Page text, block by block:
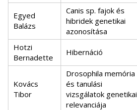
Egyed
Balázs
Canis sp. fajok és
hibridek genetikai
azonosítása
Hotzi
Bernadette
Hibernáció
Kovács
Tibor
Drosophila memória
és tanulási
vizsgálatok genetikai
relevanciája